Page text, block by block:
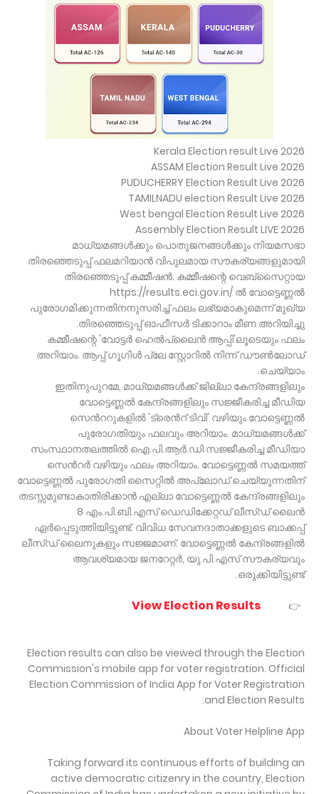
Kerala Election result Live 2026
ASSAM Election Result Live 2026
PUDUCHERRY Election Result Live 2026
TAMILNADU election Result Live 2026
West bengal Election Result Live 2026
Assembly Election Result LIVE 2026
മാധ്യമങ്ങൾക്കും പൊതുജനങ്ങൾക്കും നിയമസഭാ
തിരഞ്ഞെടുപ്പ് ഫലമറിയാൻ വിപുലമായ സൗകര്യങ്ങളുമായി
തിരഞ്ഞെടുപ്പ് കമ്മീഷൻ. കമ്മീഷന്റെ വെബ്സൈറ്റായ
https://results.eci.gov.in/ ൽ വോട്ടെണ്ണൽ
പുരോഗമിക്കുന്നതിനനുസരിച്ച് ഫലം ലഭ്യമാകുമെന്ന് മുഖ്യ
തിരഞ്ഞെടുപ്പ് ഓഫീസർ ടിക്കാറാം മീണ അറിയിച്ചു.
കമ്മീഷന്റെ 'വോട്ടർ ഹെൽപ്ലൈൻ ആപ്പി'ലൂടെയും ഫലം
അറിയാം. ആപ്പ് ഗൂഗിൾ പ്ലേ സ്റ്റോറിൽ നിന്ന് ഡൗൺലോഡ്
ചെയ്യാം.
ഇതിനുപുറമേ, മാധ്യമങ്ങൾക്ക് ജില്ലാ കേന്ദ്രങ്ങളിലും
വോട്ടെണ്ണൽ കേന്ദ്രങ്ങളിലും സജ്ജീകരിച്ച മീഡിയ
സെൻററുകളിൽ 'ട്രെൻറ് ടിവി' വഴിയും വോട്ടെണ്ണൽ
പുരോഗതിയും ഫലവും അറിയാം. മാധ്യമങ്ങൾക്ക്
സംസ്ഥാനതലത്തിൽ ഐ.പി.ആർ.ഡി സജ്ജീകരിച്ച മീഡിയാ
സെൻറർ വഴിയും ഫലം അറിയാം. വോട്ടെണ്ണൽ സമയത്ത്
വോട്ടെണ്ണൽ പുരോഗതി സൈറ്റിൽ അപ്ലോഡ് ചെയ്യുന്നതിന്
തടസ്സമുണ്ടാകാതിരിക്കാൻ എല്ലാ വോട്ടെണ്ണൽ കേന്ദ്രങ്ങളിലും
8 എം.പി.ബി.എസ് ഡെഡിക്കേറ്റഡ് ലീസ്ഡ് ലൈൻ
ഏർപ്പെടുത്തിയിട്ടുണ്ട്. വിവിധ സേവനദാതാക്കളുടെ ബാക്കപ്പ്
ലീസ്ഡ് ലൈനുകളും സജ്ജമാണ്. വോട്ടെണ്ണൽ കേന്ദ്രങ്ങളിൽ
ആവശ്യമായ ജനറേറ്റർ, യു.പി.എസ് സൗകര്യവും
ഒരുക്കിയിട്ടുണ്ട്.
👉
View Election Results
Election results can also be viewed through the Election
Commission's mobile app for voter registration. Official
Election Commission of India App for Voter Registration
and Election Results.
About Voter Helpline App
Taking forward its continuous efforts of building an
active democratic citizenry in the country, Election